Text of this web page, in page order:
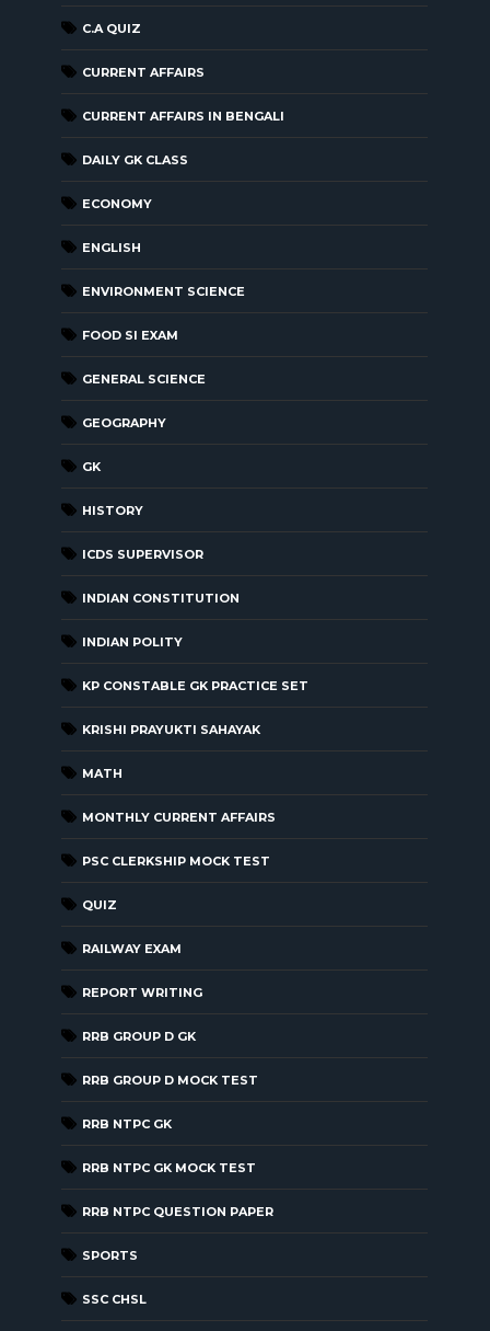
C.A QUIZ
CURRENT AFFAIRS
CURRENT AFFAIRS IN BENGALI
DAILY GK CLASS
ECONOMY
ENGLISH
ENVIRONMENT SCIENCE
FOOD SI EXAM
GENERAL SCIENCE
GEOGRAPHY
GK
HISTORY
ICDS SUPERVISOR
INDIAN CONSTITUTION
INDIAN POLITY
KP CONSTABLE GK PRACTICE SET
KRISHI PRAYUKTI SAHAYAK
MATH
MONTHLY CURRENT AFFAIRS
PSC CLERKSHIP MOCK TEST
QUIZ
RAILWAY EXAM
REPORT WRITING
RRB GROUP D GK
RRB GROUP D MOCK TEST
RRB NTPC GK
RRB NTPC GK MOCK TEST
RRB NTPC QUESTION PAPER
SPORTS
SSC CHSL